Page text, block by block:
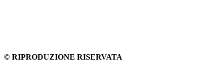
© RIPRODUZIONE RISERVATA